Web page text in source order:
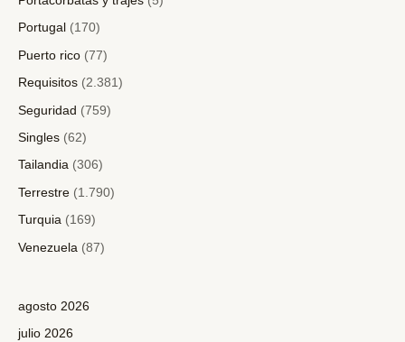
Portugal (170)
Puerto rico (77)
Requisitos (2.381)
Seguridad (759)
Singles (62)
Tailandia (306)
Terrestre (1.790)
Turquia (169)
Venezuela (87)
agosto 2026
julio 2026